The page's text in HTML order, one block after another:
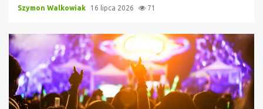
Szymon Walkowiak 16 lipca 2026 71